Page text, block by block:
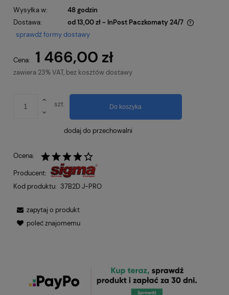
Wysyłka w:
48 godzin
Dostawa:
od 13,00 zł - InPost Paczkomaty 24/7
Cena nie zawiera ewentualnych kosztów płatności
sprawdź formy dostawy
Cena: 1 466,00 zł
zawiera 23% VAT, bez kosztów dostawy
szt. Do koszyka
dodaj do przechowalni
Ocena:
Producent:
Kod produktu: 37B2D J-PRO
zapytaj o produkt
poleć znajomemu